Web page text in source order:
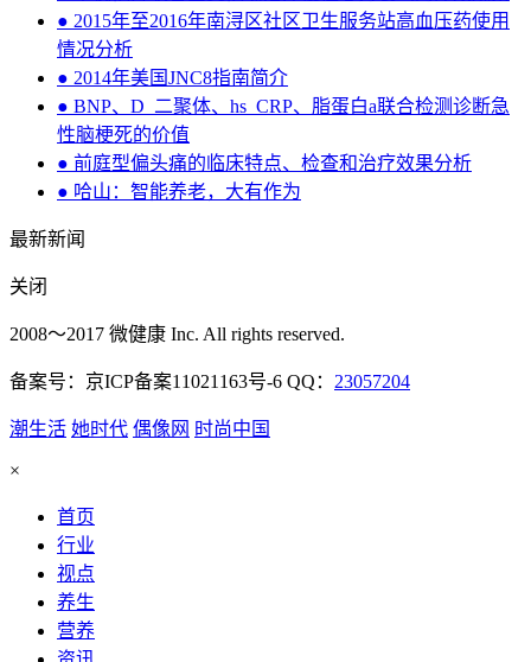
● 2015年至2016年南浔区社区卫生服务站高血压药使用
情况分析
● 2014年美国JNC8指南简介
● BNP、D_二聚体、hs_CRP、脂蛋白a联合检测诊断急
性脑梗死的价值
● 前庭型偏头痛的临床特点、检查和治疗效果分析
● 哈山：智能养老，大有作为
最新新闻
关闭
2008～2017 微健康 Inc. All rights reserved.
备案号：京ICP备案11021163号-6 QQ： 23057204
潮生活 她时代 偶像网 时尚中国
×
首页
行业
视点
养生
营养